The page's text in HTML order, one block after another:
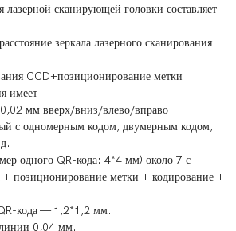
лазерной сканирующей головки составляет
зеркала лазерного сканирования
CCD+позиционирование метки
имеет
мм вверх/вниз/влево/вправо
с одномерным кодом, двумерным кодом,
одного QR-кода: 4*4 мм) около 7 с
+ позиционирование метки + кодирование +
кода — 1,2*1,2 мм.
0,04 мм.